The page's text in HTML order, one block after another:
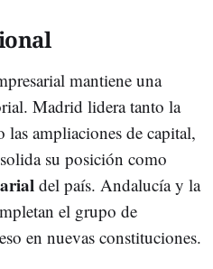
mantiene una
Madrid lidera tanto la
las ampliaciones de capital,
su posición como
del país. Andalucía y la
el grupo de
en nuevas constituciones.